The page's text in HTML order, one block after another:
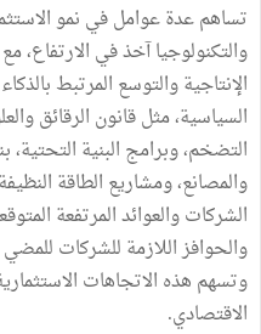
تساهم عدة عوامل في نمو
والتكنولوجيا آخذ في الارتفاع،
الإنتاجية والتوسع المرتبط
التضخم، وبرامج البنية
والمصانع، ومشاريع الطاقة
الشركات والعوائد المرتفعة
والحوافز اللازمة للشركات
وتسهم هذه الاتجاهات
الاقتصادي.